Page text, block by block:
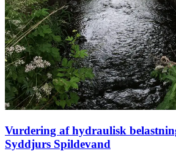
Vurdering af hydraulisk
Syddjurs Spildevand